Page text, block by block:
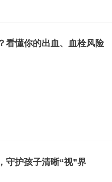
看懂你的出血、血栓风险
守护孩子清晰“视”界